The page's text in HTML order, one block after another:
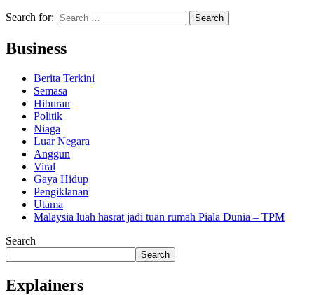
Search for:
Business
Berita Terkini
Semasa
Hiburan
Politik
Niaga
Luar Negara
Anggun
Viral
Gaya Hidup
Pengiklanan
Utama
Malaysia luah hasrat jadi tuan rumah Piala Dunia – TPM
Search
Search
Explainers